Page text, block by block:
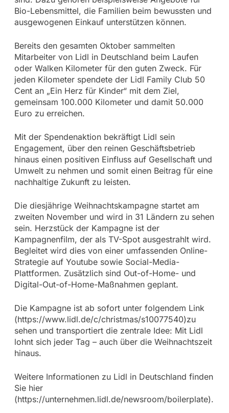
Bio-Lebensmittel, die Familien beim bewussten und
ausgewogenen Einkauf unterstützen können.
Bereits den gesamten Oktober sammelten
Mitarbeiter von Lidl in Deutschland beim Laufen
oder Walken Kilometer für den guten Zweck. Für
jeden Kilometer spendete der Lidl Family Club 50
Cent an „Ein Herz für Kinder“ mit dem Ziel,
gemeinsam 100.000 Kilometer und damit 50.000
Euro zu erreichen.
Mit der Spendenaktion bekräftigt Lidl sein
Engagement, über den reinen Geschäftsbetrieb
hinaus einen positiven Einfluss auf Gesellschaft und
Umwelt zu nehmen und somit einen Beitrag für eine
nachhaltige Zukunft zu leisten.
Die diesjährige Weihnachtskampagne startet am
zweiten November und wird in 31 Ländern zu sehen
sein. Herzstück der Kampagne ist der
Kampagnenfilm, der als TV-Spot ausgestrahlt wird.
Begleitet wird dies von einer umfassenden Online-
Strategie auf Youtube sowie Social-Media-
Plattformen. Zusätzlich sind Out-of-Home- und
Digital-Out-of-Home-Maßnahmen geplant.
Die Kampagne ist ab sofort unter folgendem Link
(https://www.lidl.de/c/christmas/s10077540)zu
sehen und transportiert die zentrale Idee: Mit Lidl
lohnt sich jeder Tag – auch über die Weihnachtszeit
hinaus.
Weitere Informationen zu Lidl in Deutschland finden
Sie hier
(https://unternehmen.lidl.de/newsroom/boilerplate).